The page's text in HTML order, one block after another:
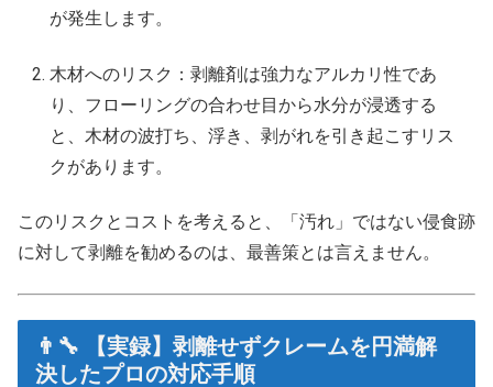
が発生します。
木材へのリスク：剥離剤は強力なアルカリ性であ
り、フローリングの合わせ目から水分が浸透する
と、木材の波打ち、浮き、剥がれを引き起こすリス
クがあります。
このリスクとコストを考えると、「汚れ」ではない侵食跡
に対して剥離を勧めるのは、最善策とは言えません。
👨‍🔧 【実録】剥離せずクレームを円満解
決したプロの対応手順